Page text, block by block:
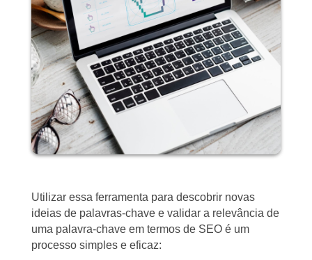
Utilizar essa ferramenta para descobrir novas
ideias de palavras-chave e validar a relevância de
uma palavra-chave em termos de SEO é um
processo simples e eficaz: